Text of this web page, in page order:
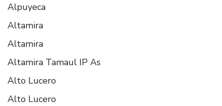
Alpuyeca
Altamira
Altamira
Altamira Tamaul IP As
Alto Lucero
Alto Lucero